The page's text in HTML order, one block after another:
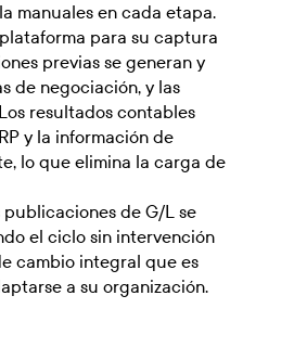
manuales en cada etapa.
para su captura
previas se generan y
de negociación, y las
resultados contables
y la información de
lo que elimina la carga de
de G/L se
el ciclo sin intervención
cambio integral que es
a su organización.